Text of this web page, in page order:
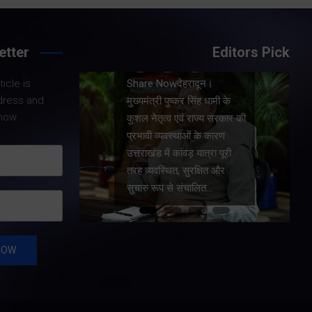
is
and
Editors Pick
के
की
Share Nowदेहरादून।
मुख्यमंत्री पुष्कर सिंह धामी ने
प्रदेश में शहरी आधारभूत
सुविधाओं के सुदृढ़ीकरण तथा
जीआईएस आधारित जल-निकासी
योजना के लिए कुल 1967 करोड़
की वित्तीय स्वीकृति प्रदान की है।
…